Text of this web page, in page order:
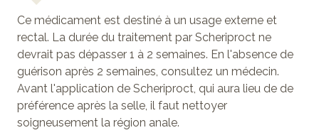
Ce médicament est destiné à un usage externe et
rectal. La durée du traitement par Scheriproct ne
devrait pas dépasser 1 à 2 semaines. En l'absence de
guérison après 2 semaines, consultez un médecin.
Avant l'application de Scheriproct, qui aura lieu de de
préférence après la selle, il faut nettoyer
soigneusement la région anale.